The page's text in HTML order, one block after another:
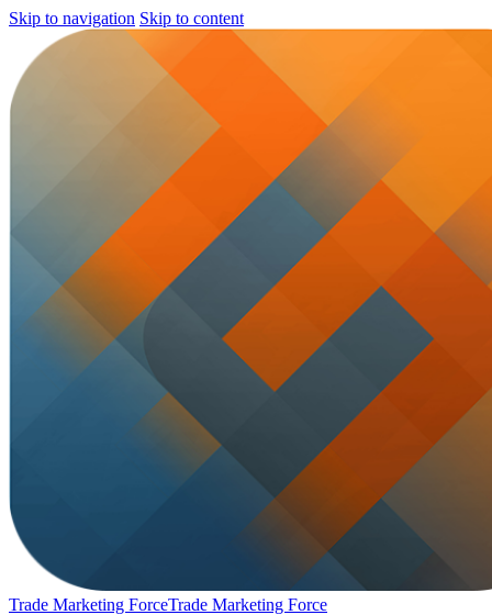
Skip to navigation Skip to content
Trade Marketing ForceTrade Marketing Force